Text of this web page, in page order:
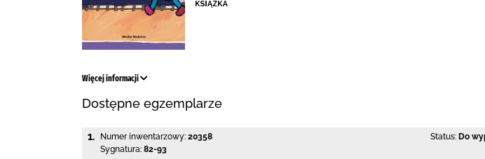
Więcej informacji
Dostępne egzemplarze
1. Numer inwentarzowy: 20358
Sygnatura: 82-93
Status: Do